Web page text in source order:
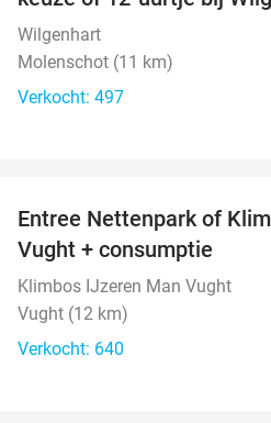
Wilgenhart
Molenschot (11 km)
Verkocht: 497
Entree Nettenpark of
Vught + consumptie
Klimbos IJzeren Man Vught
Vught (12 km)
Verkocht: 640